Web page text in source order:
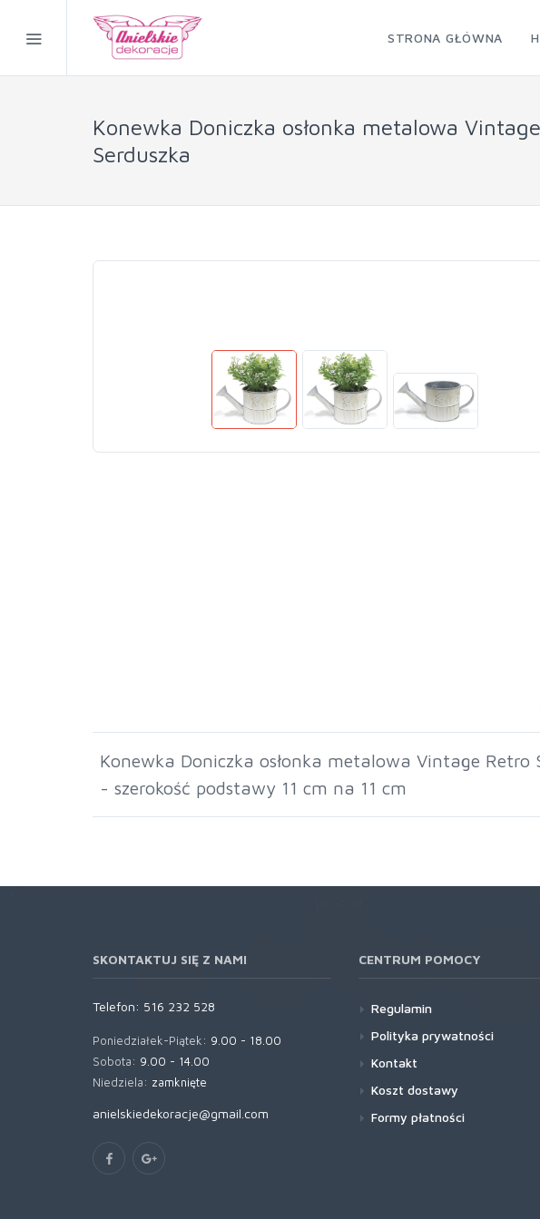
STRONA GŁÓWNA
Konewka Doniczka osłonka metalowa
Serduszka
Konewka Doniczka osłonka metalowa Vintage
- szerokość podstawy 11 cm na 11 cm
SKONTAKTUJ SIĘ Z NAMI
Telefon: 516 232 528
Poniedziałek-Piątek: 9.00 - 18.00
Sobota: 9.00 - 14.00
Niedziela: zamknięte
anielskiedekoracje@gmail.com
CENTRUM POMOCY
Regulamin
Polityka prywatności
Kontakt
Koszt dostawy
Formy płatności